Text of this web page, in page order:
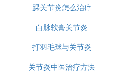
踝关节炎怎么治疗
白脉软膏关节炎
打羽毛球与关节炎
关节炎中医治疗方法